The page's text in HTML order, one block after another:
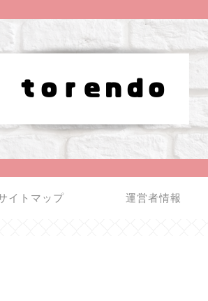
イトマップ 運営者情報